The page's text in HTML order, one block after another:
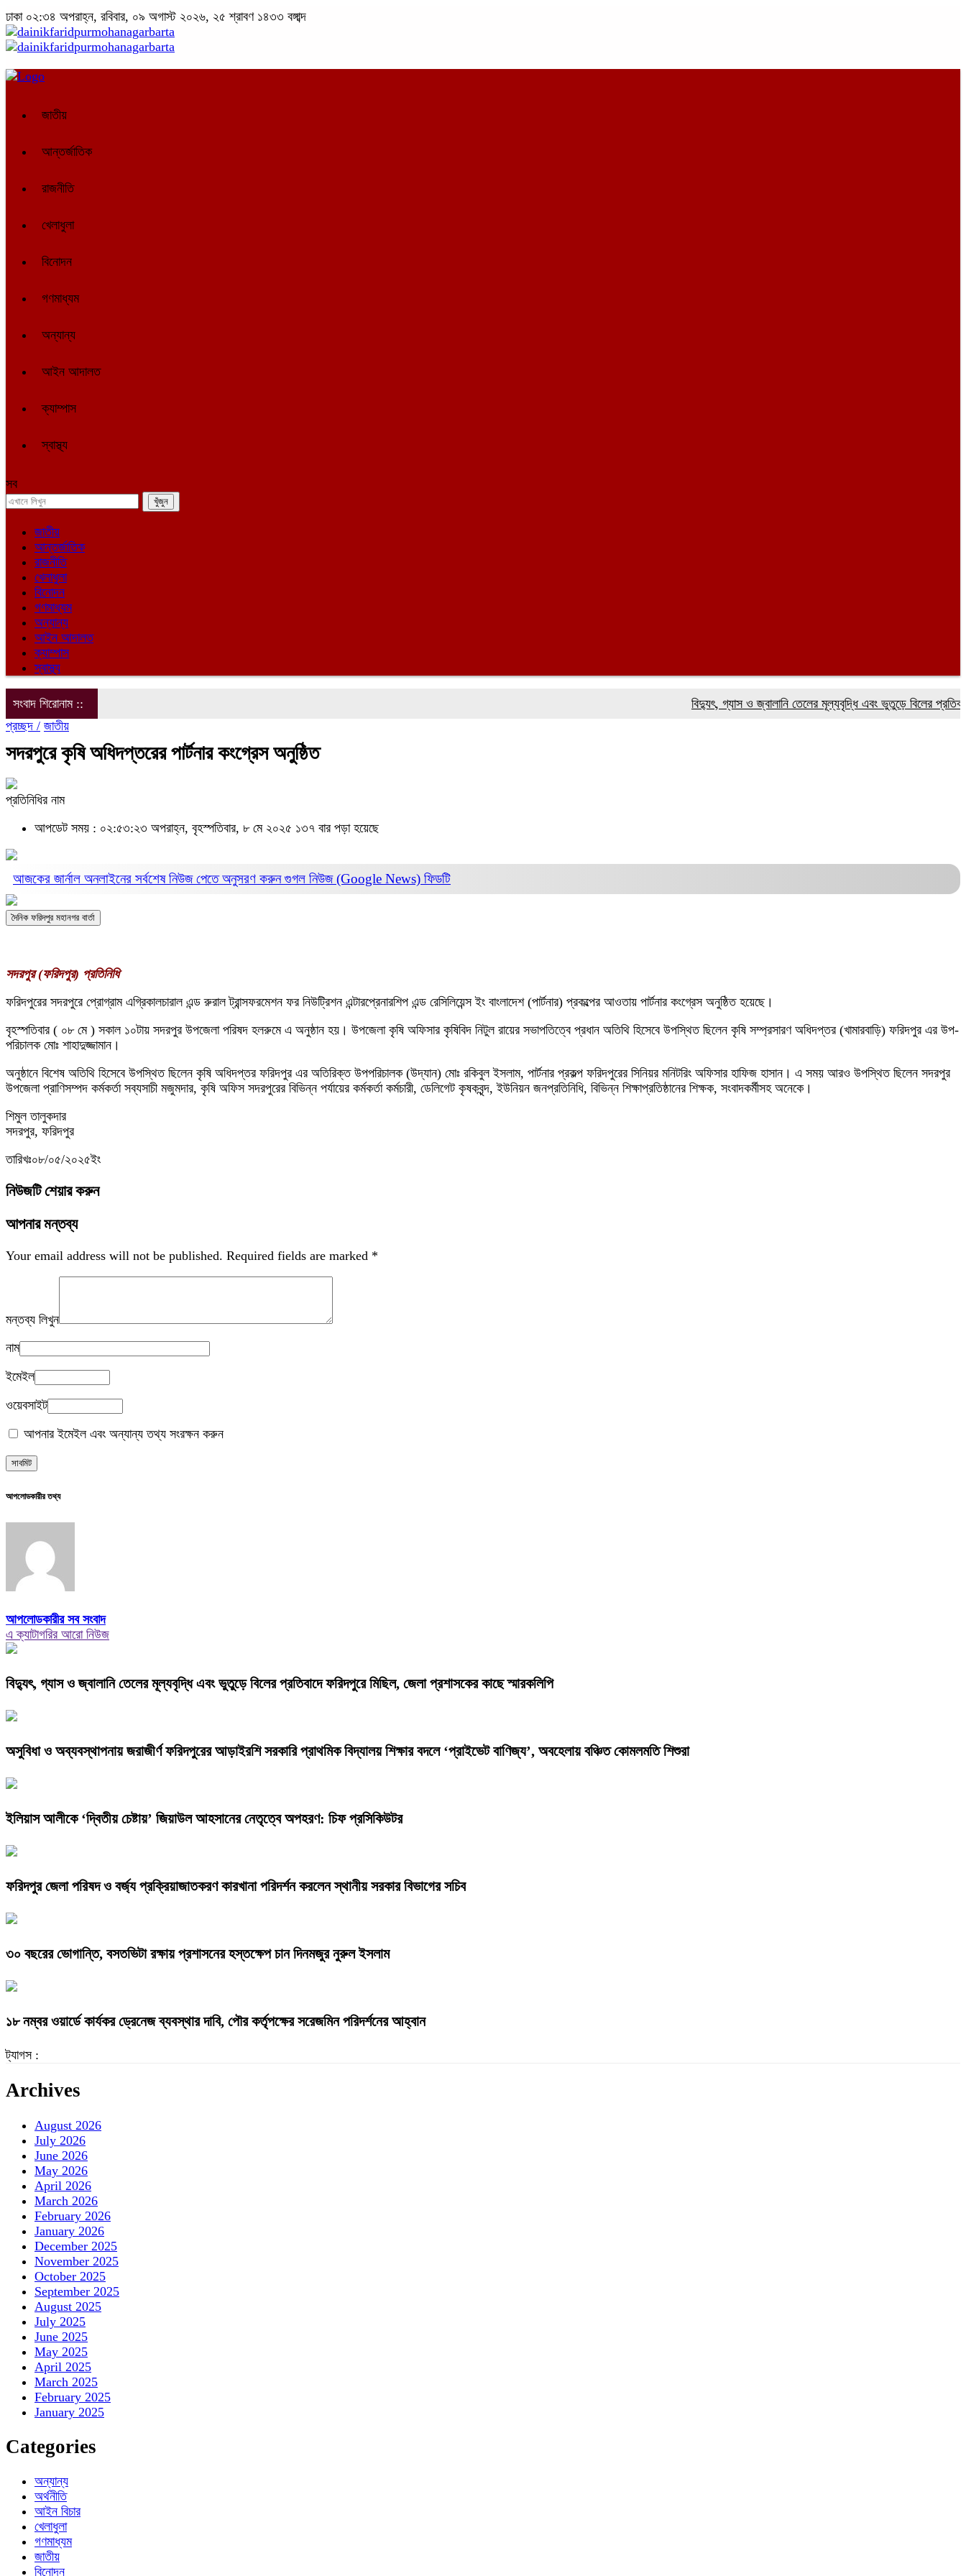
ঢাকা ০২:৩৪ অপরাহ্ন, রবিবার, ০৯ অগাস্ট ২০২৬, ২৫ শ্রাবণ ১৪৩৩ বঙ্গাব্দ
জাতীয়
আন্তর্জাতিক
রাজনীতি
খেলাধুলা
বিনোদন
গণমাধ্যম
অন্যান্য
আইন আদালত
ক্যাম্পাস
স্বাস্থ্য
সব
জাতীয়
আন্তর্জাতিক
রাজনীতি
খেলাধুলা
বিনোদন
গণমাধ্যম
অন্যান্য
আইন আদালত
ক্যাম্পাস
স্বাস্থ্য
সংবাদ শিরোনাম ::
বিদ্যুৎ, গ্যাস ও জ্বালানি তেলের মূল্যবৃদ্ধি এবং ভুতুড়ে বিলের প্রতিবাদে
প্রচ্ছদ / জাতীয়
সদরপুরে কৃষি অধিদপ্তরের পার্টনার কংগ্রেস অনুষ্ঠিত
প্রতিনিধির নাম
আপডেট সময় : ০২:৫৩:২৩ অপরাহ্ন, বৃহস্পতিবার, ৮ মে ২০২৫ ১৩৭ বার পড়া হয়েছে
আজকের জার্নাল অনলাইনের সর্বশেষ নিউজ পেতে অনুসরণ করুনগুগল নিউজ (Google News) ফিডটি
দৈনিক ফরিদপুর মহানগর বার্তা
সদরপুর (ফরিদপুর) প্রতিনিধি
ফরিদপুরের সদরপুরে প্রোগ্রাম এগ্রিকালচারাল এন্ড রুরাল ট্রান্সফরমেশন ফর নিউট্রিশন এন্টারপ্রেনারশিপ এন্ড রেসিলিয়েন্স ইং বাংলাদেশ (পার্টনার) প্রকল্পের আওতায় পার্টনার কংগ্রেস অনুষ্ঠিত হয়েছে।
বৃহস্পতিবার ( ০৮ মে ) সকাল ১০টায় সদরপুর উপজেলা পরিষদ হলরুমে এ অনুষ্ঠান হয়। উপজেলা কৃষি অফিসার কৃষিবিদ নিটুল রায়ের সভাপতিত্বে প্রধান অতিথি হিসেবে উপস্থিত ছিলেন কৃষি সম্প্রসারণ অধিদপ্তর (খামারবাড়ি) ফরিদপুর এর উপ-
পরিচালক মোঃ শাহাদুজ্জামান।
অনুষ্ঠানে বিশেষ অতিথি হিসেবে উপস্থিত ছিলেন কৃষি অধিদপ্তর ফরিদপুর এর অতিরিক্ত উপপরিচালক (উদ্যান) মোঃ রকিবুল ইসলাম, পার্টনার প্রকল্প ফরিদপুরের সিনিয়র মনিটরিং অফিসার হাফিজ হাসান। এ সময় আরও উপস্থিত ছিলেন সদরপুর
উপজেলা প্রাণিসম্পদ কর্মকর্তা সব্যসাচী মজুমদার, কৃষি অফিস সদরপুরের বিভিন্ন পর্যায়ের কর্মকর্তা কর্মচারী, ডেলিগেট কৃষকবৃন্দ, ইউনিয়ন জনপ্রতিনিধি, বিভিন্ন শিক্ষাপ্রতিষ্ঠানের শিক্ষক, সংবাদকর্মীসহ অনেকে।
শিমুল তালুকদার
সদরপুর, ফরিদপুর
তারিখঃ০৮/০৫/২০২৫ইং
নিউজটি শেয়ার করুন
আপনার মন্তব্য
Your email address will not be published. Required fields are marked *
মন্তব্য লিখুন
নাম
ইমেইল
ওয়েবসাইট
আপনার ইমেইল এবং অন্যান্য তথ্য সংরক্ষন করুন
আপলোডকারীর তথ্য
আপলোডকারীর সব সংবাদ
এ ক্যাটাগরির আরো নিউজ
বিদ্যুৎ, গ্যাস ও জ্বালানি তেলের মূল্যবৃদ্ধি এবং ভুতুড়ে বিলের প্রতিবাদে ফরিদপুরে মিছিল, জেলা প্রশাসকের কাছে স্মারকলিপি
অসুবিধা ও অব্যবস্থাপনায় জরাজীর্ণ ফরিদপুরের আড়াইরশি সরকারি প্রাথমিক বিদ্যালয় শিক্ষার বদলে ‘প্রাইভেট বাণিজ্য’, অবহেলায় বঞ্চিত কোমলমতি শিশুরা
ইলিয়াস আলীকে ‘দ্বিতীয় চেষ্টায়’ জিয়াউল আহসানের নেতৃত্বে অপহরণ: চিফ প্রসিকিউটর
ফরিদপুর জেলা পরিষদ ও বর্জ্য প্রক্রিয়াজাতকরণ কারখানা পরিদর্শন করলেন স্থানীয় সরকার বিভাগের সচিব
৩০ বছরের ভোগান্তি, বসতভিটা রক্ষায় প্রশাসনের হস্তক্ষেপ চান দিনমজুর নুরুল ইসলাম
১৮ নম্বর ওয়ার্ডে কার্যকর ড্রেনেজ ব্যবস্থার দাবি, পৌর কর্তৃপক্ষের সরেজমিন পরিদর্শনের আহ্বান
ট্যাগস :
Archives
August 2026
July 2026
June 2026
May 2026
April 2026
March 2026
February 2026
January 2026
December 2025
November 2025
October 2025
September 2025
August 2025
July 2025
June 2025
May 2025
April 2025
March 2025
February 2025
January 2025
Categories
অন্যান্য
অর্থনীতি
আইন বিচার
খেলাধুলা
গণমাধ্যম
জাতীয়
বিনোদন